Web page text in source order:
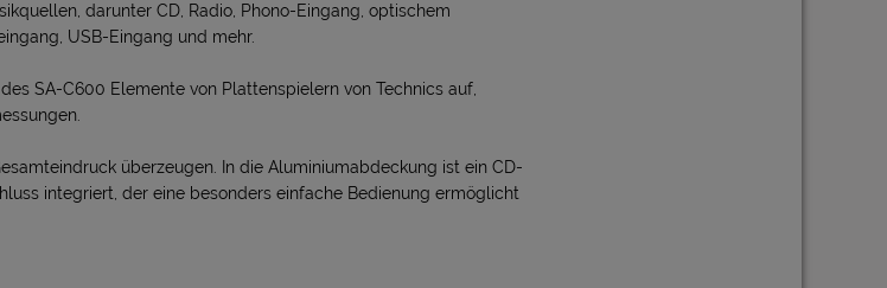
darunter CD, Radio, Phono-Eingang, optischem
USB-Eingang und mehr.
SA-C600 Elemente von Plattenspielern von Technics auf,
überzeugen. In die Aluminiumabdeckung ist ein CD-
integriert, der eine besonders einfache Bedienung ermöglicht